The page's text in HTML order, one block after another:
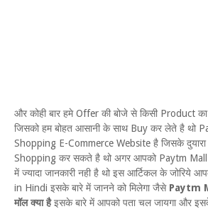
और कोही बार हमे Offer की बोजे से किसी Product
जिसको हम बोहत आसानी के साथ Buy कर लेते है थो
Shopping E-Commerce Website है जिसके
Shopping कर सकते है थो अगर आपको Paytm
में ज्यादा जानकारी नही है थो इस आर्टिकल के जोरिये
in Hindi इसके बारे में जानने को मिलेगा जैसे Paytm
मॉल क्या हैइसके बारे में आपको पता चल जायगा और